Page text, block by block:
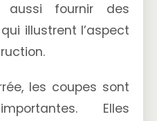
aussi fournir des
qui illustrent l’aspect
les coupes sont
Elles